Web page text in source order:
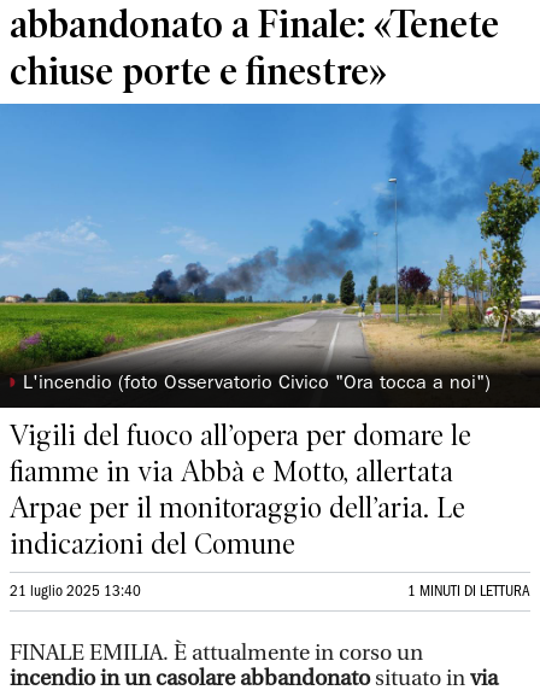
abbandonato a Finale: «Tenete
chiuse porte e finestre»
◗ L'incendio (foto Osservatorio Civico "Ora tocca a noi")
Vigili del fuoco all’opera per domare le
fiamme in via Abbà e Motto, allertata
Arpae per il monitoraggio dell’aria. Le
indicazioni del Comune
21 luglio 2025 13:40 1 MINUTI DI LETTURA
FINALE EMILIA. È attualmente in corso un
incendio in un casolare abbandonatosituato invia